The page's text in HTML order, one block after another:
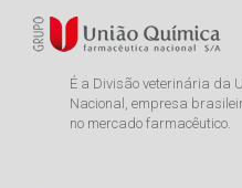
É a Divisão veterinária da
Nacional, empresa
no mercado farmacêutico.